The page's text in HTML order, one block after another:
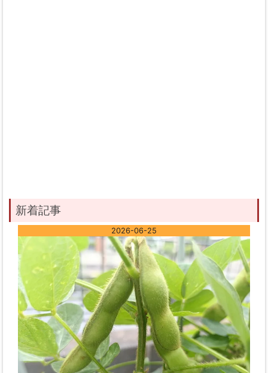
新着記事
2026-06-25